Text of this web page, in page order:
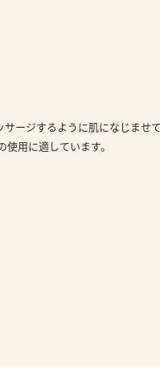
ージするように肌になじませ
用に適しています。